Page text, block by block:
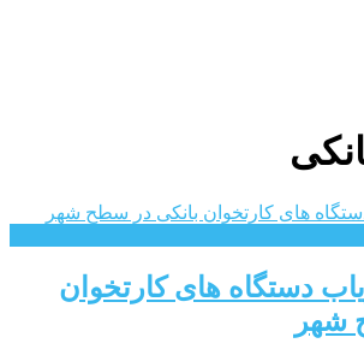
دستگاه های کارتخوان
شهر